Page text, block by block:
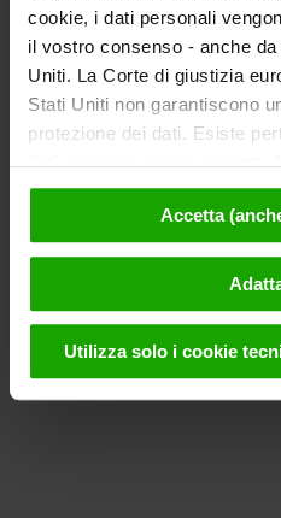
cookie, i dati personali
il vostro consenso - anche
Uniti. La Corte di giustizia
Stati Uniti non garantiscono
protezione dei dati. Esiste
dati possano essere oggetto
autorità statunitensi a fini di
causa di ordinanze
terzi (ad es. Google, Meta) e
legali efficaci per fare
"Accetta", l'utente accetta
Questi dati verranno
Accetta
Utilizza solo i cookie